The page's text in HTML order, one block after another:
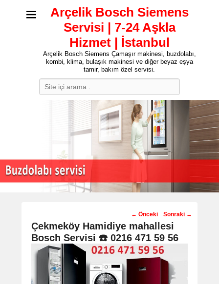
Arçelik Bosch Siemens
Servisi | 7-24 Aşkla
Hizmet | İstanbul
Arçelik Bosch Siemens Çamaşır makinesi, buzdolabı,
kombi, klima, bulaşık makinesi ve diğer beyaz eşya
tamir, bakım özel servisi.
Post
navigation
← Önceki Sonraki →
Çekmeköy Hamidiye mahallesi
Bosch Servisi ☎️ 0216 471 59 56